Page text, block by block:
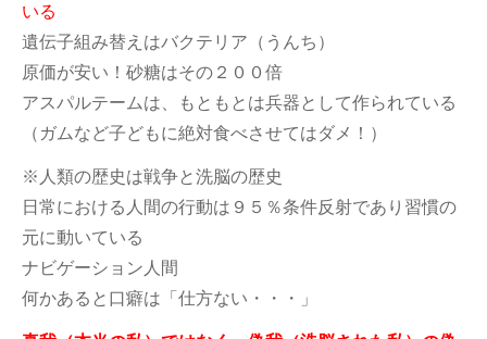
いる
遺伝子組み替えはバクテリア（うんち）
原価が安い！砂糖はその２００倍
アスパルテームは、もともとは兵器として作られている
（ガムなど子どもに絶対食べさせてはダメ！）
※人類の歴史は戦争と洗脳の歴史
日常における人間の行動は９５％条件反射であり習慣の
元に動いている
ナビゲーション人間
何かあると口癖は「仕方ない・・・」